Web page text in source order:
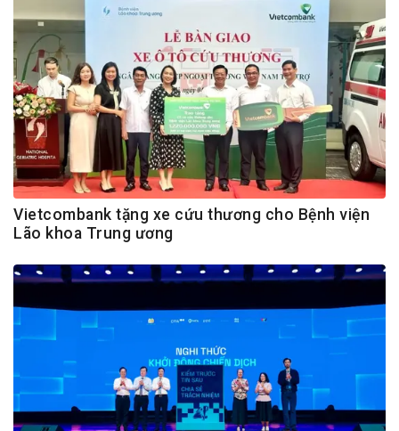
Vietcombank tặng xe cứu thương cho Bệnh viện
Lão khoa Trung ương